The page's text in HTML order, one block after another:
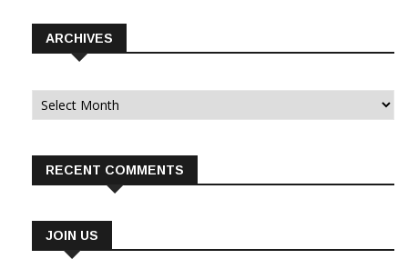
ARCHIVES
Archives
RECENT COMMENTS
JOIN US